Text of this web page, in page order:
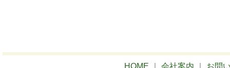
HOME 会社案内 お問